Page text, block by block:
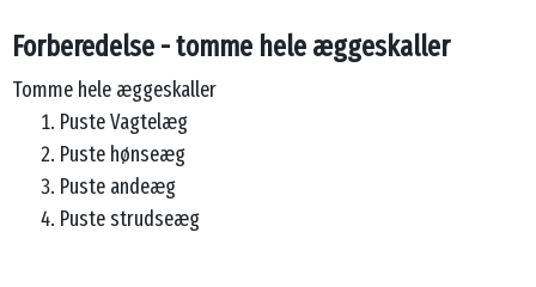
Forberedelse - tomme hele æggeskaller
Tomme hele æggeskaller
Puste Vagtelæg
Puste hønseæg
Puste andeæg
Puste strudseæg